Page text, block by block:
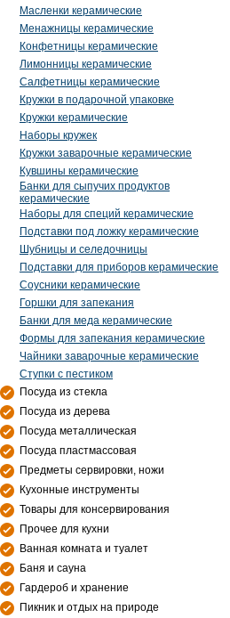
Масленки керамические
Менажницы керамические
Конфетницы керамические
Лимонницы керамические
Салфетницы керамические
Кружки в подарочной упаковке
Кружки керамические
Наборы кружек
Кружки заварочные керамические
Кувшины керамические
Банки для сыпучих продуктов
керамические
Наборы для специй керамические
Подставки под ложку керамические
Шубницы и селедочницы
Подставки для приборов керамические
Соусники керамические
Горшки для запекания
Банки для меда керамические
Формы для запекания керамические
Чайники заварочные керамические
Ступки с пестиком
Посуда из стекла
Посуда из дерева
Посуда металлическая
Посуда пластмассовая
Предметы сервировки, ножи
Кухонные инструменты
Товары для консервирования
Прочее для кухни
Ванная комната и туалет
Баня и сауна
Гардероб и хранение
Пикник и отдых на природе